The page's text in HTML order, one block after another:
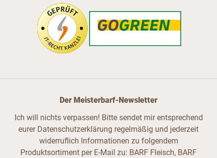
Der Meisterbarf-Newsletter
Ich will nichts verpassen! Bitte sendet mir entsprechend
eurer Datenschutzerklärung regelmäßig und jederzeit
widerruflich Informationen zu folgendem
Produktsortiment per E-Mail zu: BARF Fleisch, BARF